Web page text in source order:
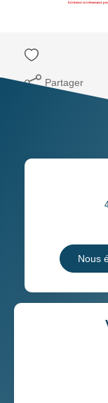
Partager
Nous